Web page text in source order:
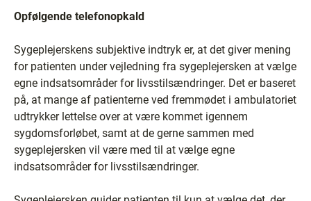
Opfølgende telefonopkald
Sygeplejerskens subjektive indtryk er, at det giver mening
for patienten under vejledning fra sygeplejersken at vælge
egne indsatsområder for livsstilsændringer. Det er baseret
på, at mange af patienterne ved fremmødet i ambulatoriet
udtrykker lettelse over at være kommet igennem
sygdomsforløbet, samt at de gerne sammen med
sygeplejersken vil være med til at vælge egne
indsatsområder for livsstilsændringer.